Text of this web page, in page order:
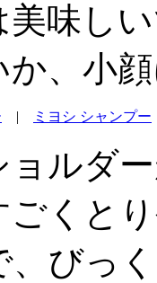
美味し
、小
| ミヨシ シャンプー
ルダ
ごくと
、びっ